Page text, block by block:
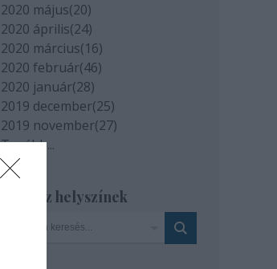
2020 május(20)
2020 április(24)
2020 március(16)
2020 február(46)
2020 január(28)
2019 december(25)
2019 november(27)
Tovább...
Szinház helyszínek